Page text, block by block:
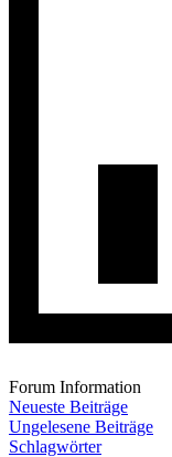
Forum Information
Neueste Beiträge
Ungelesene Beiträge
Schlagwörter